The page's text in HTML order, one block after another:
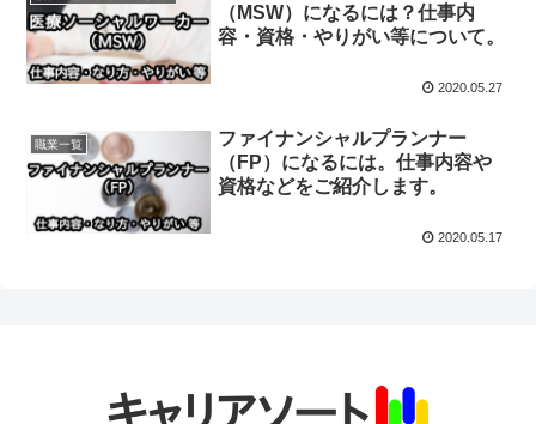
（MSW）になるには？仕事内
容・資格・やりがい等について。
2020.05.27
職業一覧
ファイナンシャルプランナー
（FP）になるには。仕事内容や
資格などをご紹介します。
2020.05.17